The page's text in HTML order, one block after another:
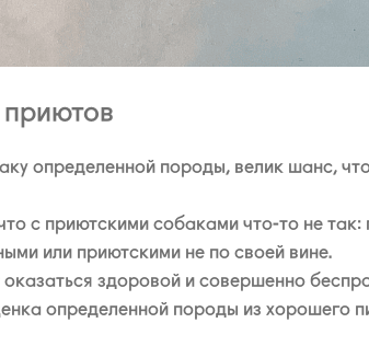
определенной породы, велик шанс,
с приютскими собаками что-то не
или приютскими не по своей вине.
здоровой и совершенно
определенной породы из хорошего